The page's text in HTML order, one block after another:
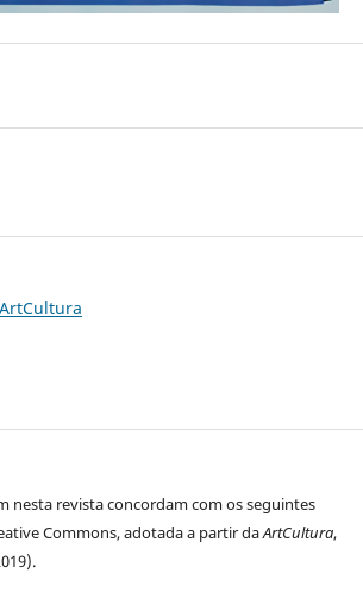
nesta revista concordam com os seguintes
Commons, adotada a partir daArtCultura,